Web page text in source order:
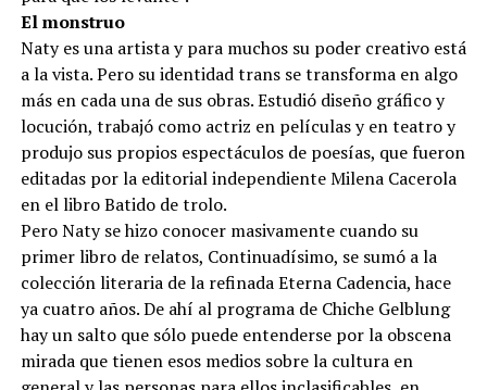
El monstruo
Naty es una artista y para muchos su poder creativo está
a la vista. Pero su identidad trans se transforma en algo
más en cada una de sus obras. Estudió diseño gráfico y
locución, trabajó como actriz en películas y en teatro y
produjo sus propios espectáculos de poesías, que fueron
editadas por la editorial independiente Milena Cacerola
en el libro Batido de trolo.
Pero Naty se hizo conocer masivamente cuando su
primer libro de relatos, Continuadísimo, se sumó a la
colección literaria de la refinada Eterna Cadencia, hace
ya cuatro años. De ahí al programa de Chiche Gelblung
hay un salto que sólo puede entenderse por la obscena
mirada que tienen esos medios sobre la cultura en